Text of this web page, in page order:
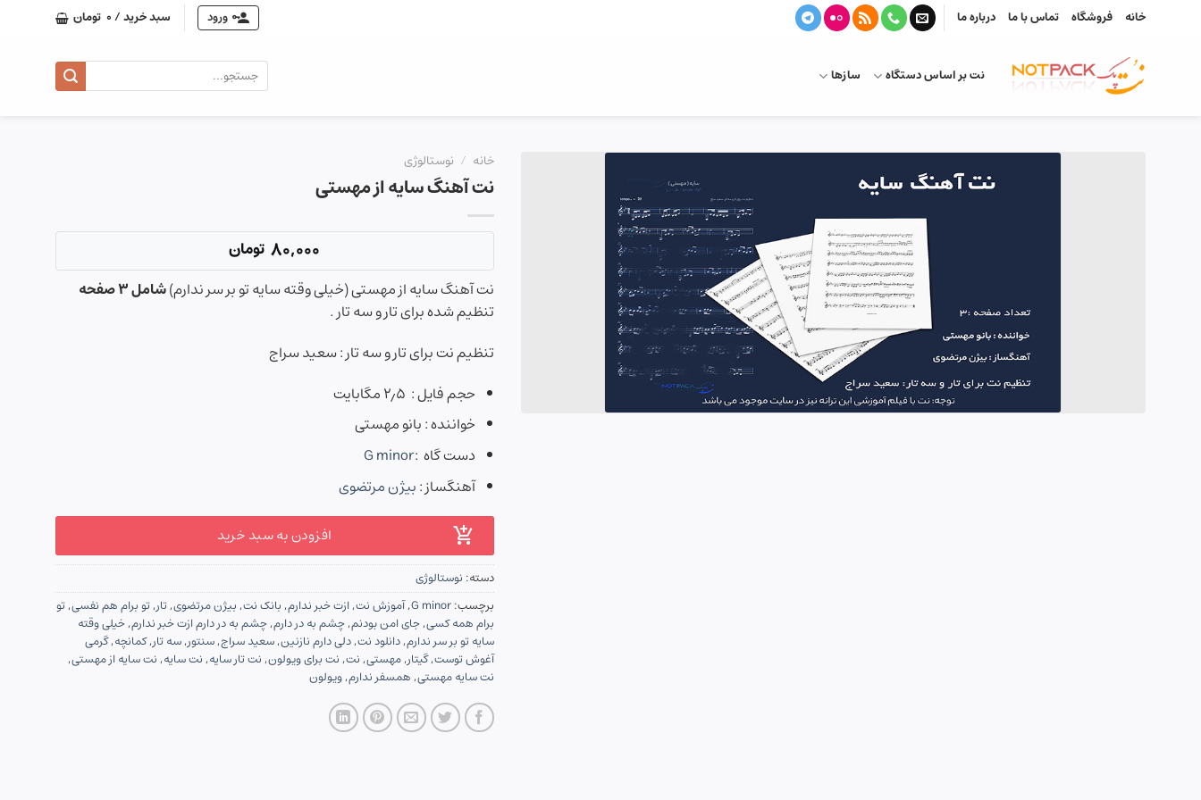
خانه فروشگاه تماس با ما درباره ما ورود سبد خرید /0 تومان
نت بر اساس دستگاه سازها
جستجو
برای:
خانه / نوستالوژی
نت آهنگ سایه از مهستی
80,000 تومان
نت آهنگ سایه از مهستی (خیلی وقته سایه تو بر سر ندارم)شامل ۳ صفحه
تنظیم شده برای تار و سه تار .
تنظیم نت برای تار و سه تار : سعید سراج
حجم فایل : ۲٫۵ مگابایت
خواننده : بانو مهستی
دست گاه :G minor
آهنگساز :بیژن مرتضوی
افزودن به سبد خرید
دسته: نوستالوژی
برچسب:G minor
,آموزش نت,ازت خبر ندارم,بانک نت,بیژن مرتضوی,تار,تو برام هم نفسی,تو
برام همه کسی,جای امن بودنم,چشم به در دارم,چشم به در دارم ازت خبر ندارم,خيلی وقته
سايه تو بر سر ندارم,دانلود نت,دلی دارم نازنین,سعید سراج,سنتور,سه تار,کمانچه,گرمی
آغوش توست,گیتار,مهستی,نت,نت برای ویولون,نت تار سایه,نت سایه,نت سایه از مهستی,
نت سایه مهستی,همسفر ندارم,ویولون